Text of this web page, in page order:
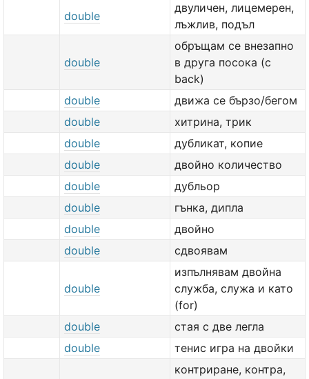
double
двуличен, лицемерен,
лъжлив, подъл
double
обръщам cе внезапно
в друга посока (с
back)
double
движа се бързо/бегом
double
хитрина, трик
double
дубликат, копие
double
двойно количество
double
дубльор
double
гънка, дипла
double
двойно
double
сдвоявам
double
изпълнявам двойна
служба, служа и като
(for)
double
стая с две легла
double
тенис игра на двойки
контриране, контра,